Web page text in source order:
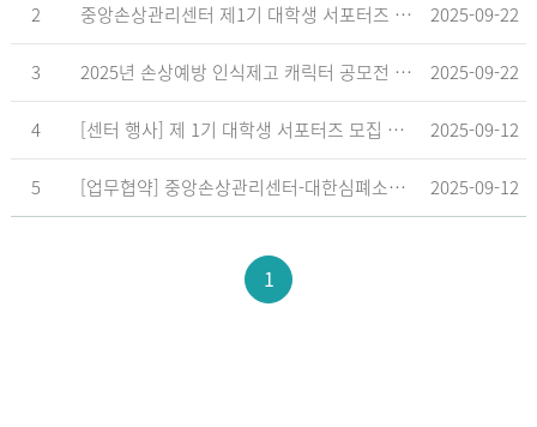
2 중앙손상관리센터 제1기 대학생 서포터즈 합격자 발표 2025-09-22
3 2025년 손상예방 인식제고 캐릭터 공모전 결과발표 지연 안내 2025-09-22
4 [센터 행사] 제 1기 대학생 서포터즈 모집 공고 2025-09-12
5 [업무협약] 중앙손상관리센터-대한심폐소생협회, 학교현장 CPR 교육 확대 위한 업무협약 체결 2025-09-12
1